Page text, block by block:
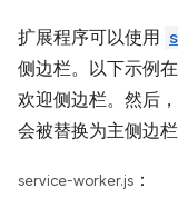
扩展程序可以使用
侧边栏。以下示例在
欢迎侧边栏。然后
会被替换为主侧边栏
service-worker.js ：